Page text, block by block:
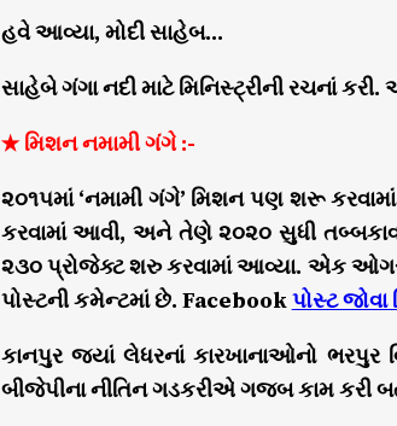
હવે આવ્યા, મોદી સાહેબ…
સાહેબે ગંગા નદી માટે મિનિસ્ટ્રીની રચનાં
★ મિશન નમામી ગંગે :-
૨૦૧૫માં ‘નમામી ગંગે’ મિશન પણ શરૂ
કરવામાં આવી, અને તેણે ૨૦૨૦ સુધી
૨૩૦ પ્રોજેક્ટ શરુ કરવામાં આવ્યા. એક
પોસ્ટની કમેન્ટમાં છે. Facebookપોસ્ટ જોવા
કાનપુર જ્યાં લેધરનાં કારખાનાઓનો
બીજેપીના નીતિન ગડકરીએ ગજબ કામ કરી